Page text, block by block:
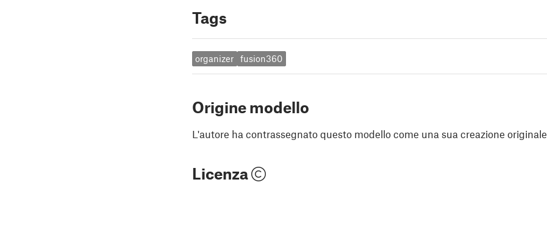
Tags
organizer fusion360
Origine modello
L'autore ha contrassegnato questo modello come una sua creazione originale.
Licenza